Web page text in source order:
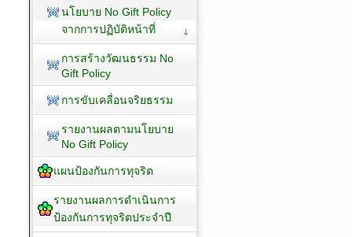
ข้อมูลเชิงสถิติการให้บริการ
นโยบายคุ้มครองข้อมูลส่วน
บุคคล
ประมวลจริยธรรมสำหรับ
เจ้าหน้าที่ของรัฐ
การประเมินจริยธรรมเจ้า
ประกาศเจตนารมณ์